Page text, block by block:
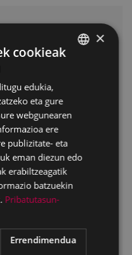
ARETOA
×
cookieak
edukia,
eta gure
webgunearen
ere
publizitate- eta
eman diezun edo
erabiltzeagatik
batzuekin
Pribatutasun-
Errendimendua